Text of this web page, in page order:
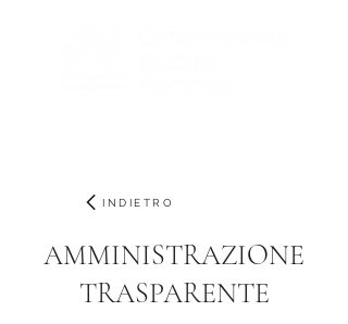
INDIETRO
AMMINISTRAZIONE
TRASPARENTE